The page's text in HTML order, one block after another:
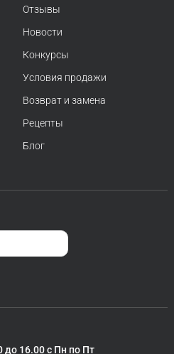
Отзывы
Новости
Конкурсы
Условия продажи
Возврат и замена
Рецепты
Блог
до 16.00 с Пн по Пт